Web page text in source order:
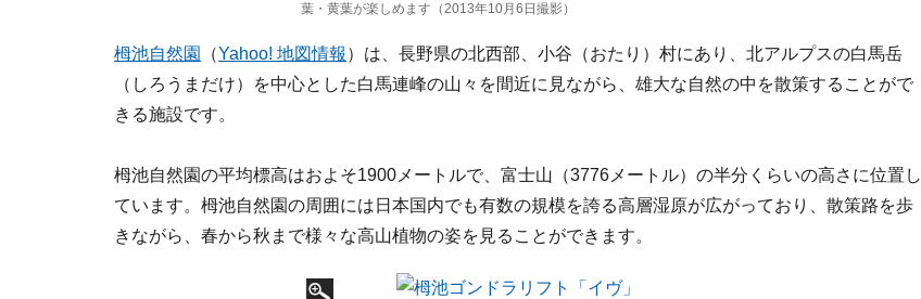
葉・黄葉が楽しめます（2013年10月6日撮影）
栂池自然園 （Yahoo! 地図情報 ）は、長野県の北西部、小谷（おたり）村にあり、北アルプスの白馬岳
（しろうまだけ）を中心とした白馬連峰の山々を間近に見ながら、雄大な自然の中を散策することがで
きる施設です。
栂池自然園の平均標高はおよそ1900メートルで、富士山（3776メートル）の半分くらいの高さに位置し
ています。栂池自然園の周囲には日本国内でも有数の規模を誇る高層湿原が広がっており、散策路を歩
きながら、春から秋まで様々な高山植物の姿を見ることができます。